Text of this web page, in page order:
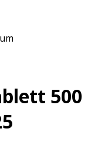
500